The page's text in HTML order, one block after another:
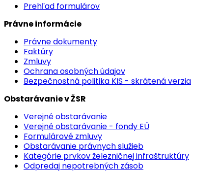
Prehľad formulárov
Právne informácie
Právne dokumenty
Faktúry
Zmluvy
Ochrana osobných údajov
Bezpečnostná politika KIS - skrátená verzia
Obstarávanie v ŽSR
Verejné obstarávanie
Verejné obstarávanie - fondy EÚ
Formulárové zmluvy
Obstarávanie právnych služieb
Kategórie prvkov železničnej infraštruktúry
Odpredaj nepotrebných zásob